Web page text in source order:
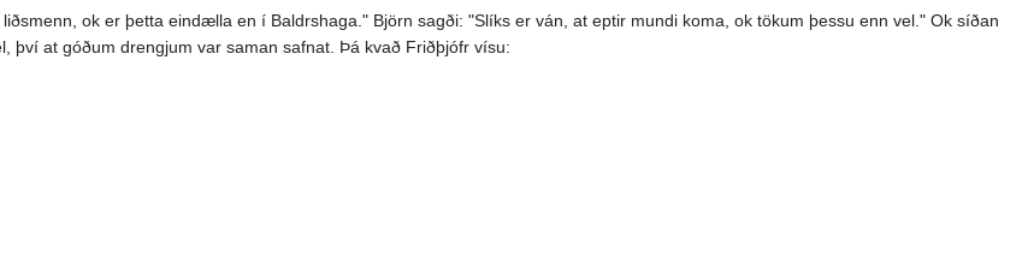
ok er þetta eindælla en í Baldrshaga." Björn sagði: "Slíks er ván, at eptir mundi koma, ok tökum þessu enn vel." Ok síðan
því at góðum drengjum var saman safnat. Þá kvað Friðþjófr vísu: